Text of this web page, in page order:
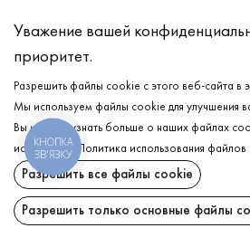
УХОД
Стирка в холодной воде (до 30
Отбеливание запрещено
Гладить при средней
Щадный отжим и сушка
Щадящая химчистка
ДОСТАВКА
ВОЗВРАТ
Уважение вашей
приоритет.
Разрешить файлы cookie с этого веб-сайта в
Мы используем файлы cookie для улучшения
Вы можете узнать больше о наших файлах
используем.
Политика использования
Разрешить все файлы cookie
Разрешить только основные файлы
КНОПКА
ЗВ'ЯЗКУ